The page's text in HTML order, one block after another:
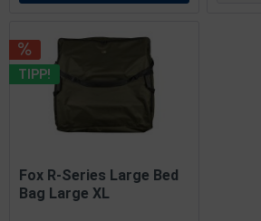
TIPP!
Fox R-Series Large Bed
Bag Large XL